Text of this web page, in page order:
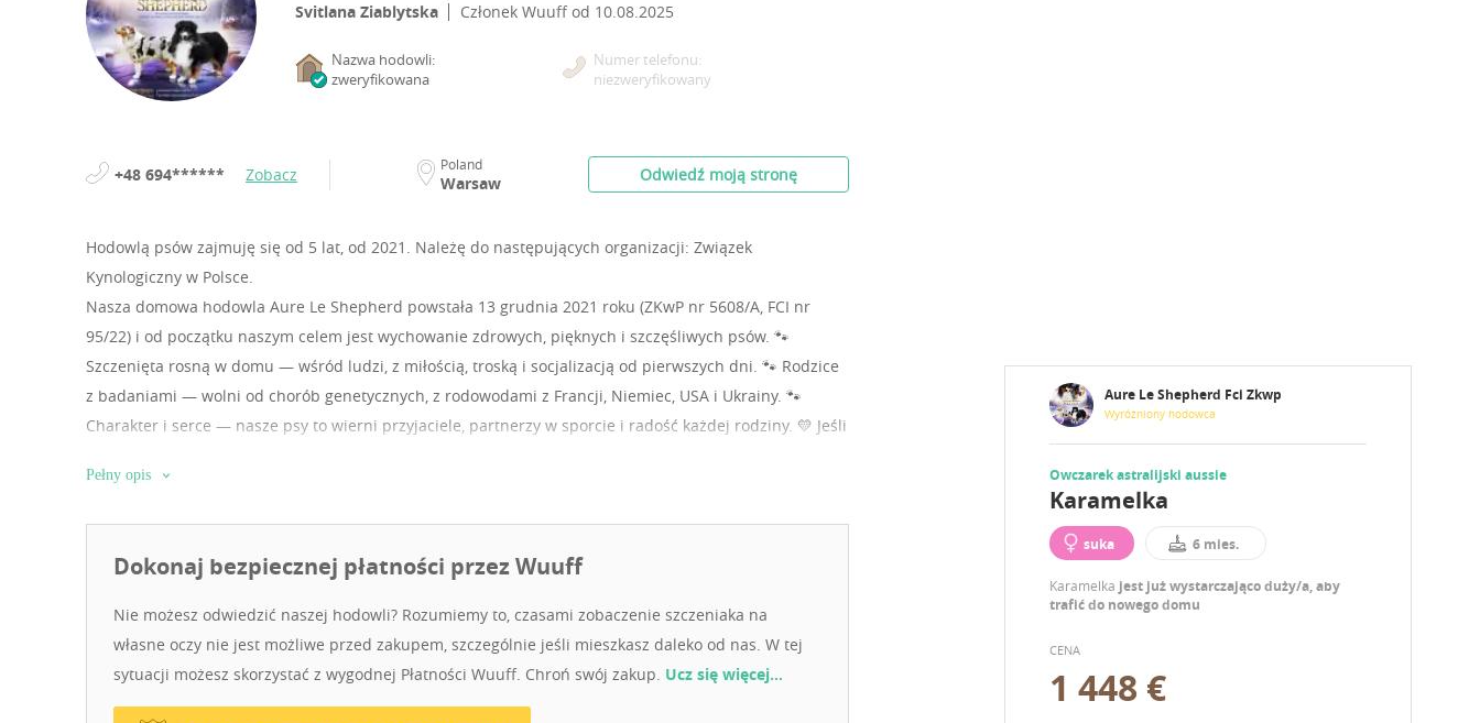
Aure Le Shepherd Fci Zkwp
Wyróżniony hodowca
Owczarek astralijski aussie
Karamelka
suka 6 mies.
Karamelka jest już wystarczająco duży/a, aby
trafić do nowego domu
CENA
1 448 €
Svitlana Ziablytska Członek Wuuff od 10.08.2025
Nazwa hodowli:
zweryfikowana
Numer telefonu:
niezweryfikowany
+48 694****** Zobacz Poland
Warsaw Odwiedź moją stronę
Hodowlą psów zajmuję się od 5 lat, od 2021. Należę do następujących organizacji: Związek
Kynologiczny w Polsce.
Nasza domowa hodowla Aure Le Shepherd powstała 13 grudnia 2021 roku (ZKwP nr 5608/A, FCI nr
95/22) i od początku naszym celem jest wychowanie zdrowych, pięknych i szczęśliwych psów. 🐾
Szczenięta rosną w domu — wśród ludzi, z miłością, troską i socjalizacją od pierwszych dni. 🐾 Rodzice
z badaniami — wolni od chorób genetycznych, z rodowodami z Francji, Niemiec, USA i Ukrainy. 🐾
Charakter i serce — nasze psy to wierni przyjaciele, partnerzy w sporcie i radość każdej rodziny. 💛 Jeśli
rodziny Aure Le Shepherd.
Pełny opis
Dokonaj bezpiecznej płatności przez Wuuff
Nie możesz odwiedzić naszej hodowli? Rozumiemy to, czasami zobaczenie szczeniaka na
własne oczy nie jest możliwe przed zakupem, szczególnie jeśli mieszkasz daleko od nas. W tej
sytuacji możesz skorzystać z wygodnej Płatności Wuuff. Chroń swój zakup. Ucz się więcej…